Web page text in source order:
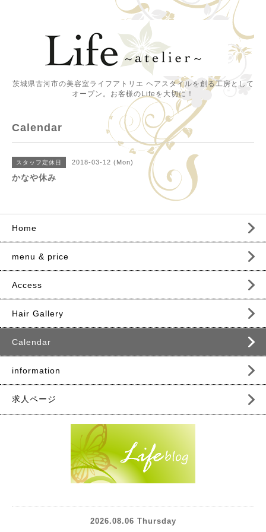
茨城県古河市の美容室ライフアトリエ ヘアスタイルを創る工房として
オープン。お客様のLifeを大切に！
Calendar
スタッフ定休日 2018-03-12 (Mon)
かなや休み
Home
menu & price
Access
Hair Gallery
Calendar
information
求人ページ
2026.08.06 Thursday